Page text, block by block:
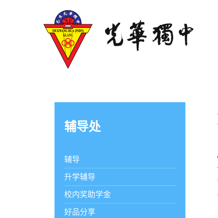
辅导处
辅导
升学辅导
校内奖助学金
好品分享